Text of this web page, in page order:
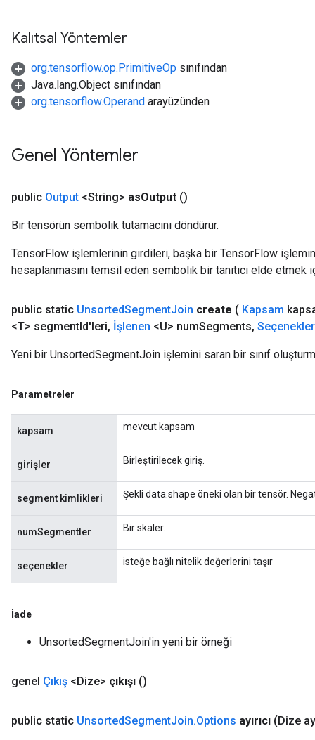
Kalıtsal Yöntemler
org.tensorflow.op.PrimitiveOp sınıfından
Java.lang.Object sınıfından
org.tensorflow.Operand arayüzünden
Genel Yöntemler
public Output <String> asOutput ()
Bir tensörün sembolik tutamacını döndürür.
TensorFlow işlemlerinin girdileri, başka bir TensorFlow
hesaplanmasını temsil eden sembolik bir tanıtıcı elde etmek
public static UnsortedSegmentJoin create ( Kapsam
<T> segmentId'leri, İşlenen <U> numSegments, Seçenekler
Yeni bir UnsortedSegmentJoin işlemini saran bir sınıf
Parametreler
kapsam mevcut kapsam
girişler Birleştirilecek giriş.
segment kimlikleri Şekli data.shape öneki olan bir tensör.
numSegmentler Bir skaler.
seçenekler isteğe bağlı nitelik değerlerini taşır
İade
UnsortedSegmentJoin'in yeni bir örneği
genel Çıkış <Dize> çıkışı ()
public static UnsortedSegmentJoin.Options ayırıcı (Dize